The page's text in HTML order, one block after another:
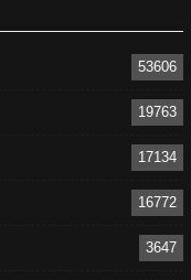
53606
19763
17134
16772
3647